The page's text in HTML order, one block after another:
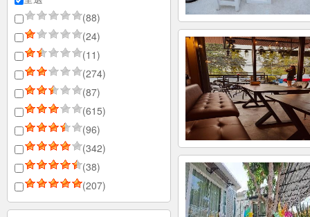
(88)
(24)
(11)
(274)
(87)
(615)
(96)
(342)
(38)
(207)